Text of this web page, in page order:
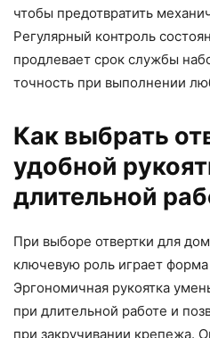
чтобы предотвратить
Регулярный контроль
продлевает срок службы
точность при выполнении
Как выбрать
удобной
длительной
При выборе отвертки для
ключевую роль играет форма
Эргономичная рукоятка
при длительной работе и
при закручивании крепежа.